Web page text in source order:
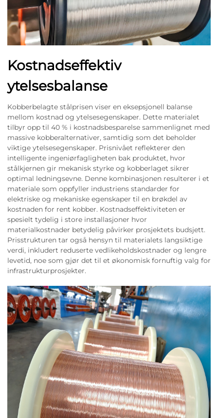
Kostnadseffektiv
ytelsesbalanse
Kobberbelagte stålprisen viser en eksepsjonell balanse
mellom kostnad og ytelsesegenskaper. Dette materialet
tilbyr opp til 40 % i kostnadsbesparelse sammenlignet med
massive kobberalternativer, samtidig som det beholder
viktige ytelsesegenskaper. Prisnivået reflekterer den
intelligente ingeniørfagligheten bak produktet, hvor
stålkjernen gir mekanisk styrke og kobberlaget sikrer
optimal ledningsevne. Denne kombinasjonen resulterer i et
materiale som oppfyller industriens standarder for
elektriske og mekaniske egenskaper til en brøkdel av
kostnaden for rent kobber. Kostnadseffektiviteten er
spesielt tydelig i store installasjoner hvor
materialkostnader betydelig påvirker prosjektets budsjett.
Prisstrukturen tar også hensyn til materialets langsiktige
verdi, inkludert reduserte vedlikeholdskostnader og lengre
levetid, noe som gjør det til et økonomisk fornuftig valg for
infrastrukturprosjekter.